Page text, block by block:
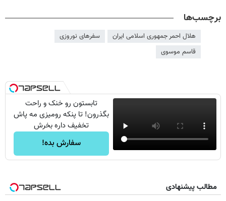
برچسب‌ها
هلال احمر جمهوری اسلامی ایران
سفرهای نوروزی
قاسم موسوی
تابستون رو خنک و راحت
بگذرون! تا پنکه رومیزی مه پاش
تخفیف داره بخرش
سفارش بده!
مطالب پیشنهادی